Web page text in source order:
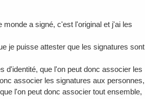
a signé, c'est l'original et j'ai les
je puisse attester que les signatures sont
d'identité, que l'on peut donc associer les
associer les signatures aux personnes,
l'on peut donc associer tout ensemble,